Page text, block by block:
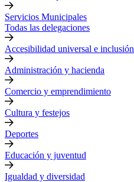
Servicios Municipales
Todas las delegaciones
Accesibilidad universal e inclusión
Administración y hacienda
Comercio y emprendimiento
Cultura y festejos
Deportes
Educación y juventud
Igualdad y diversidad